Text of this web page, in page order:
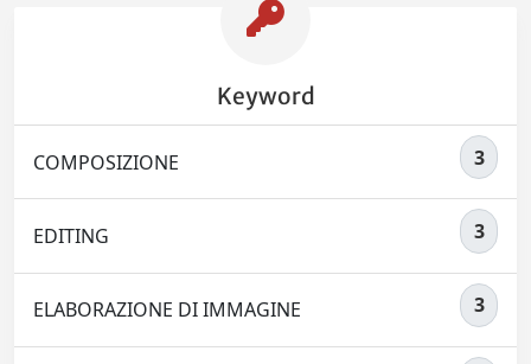
Keyword
COMPOSIZIONE 3
EDITING 3
ELABORAZIONE DI IMMAGINE 3